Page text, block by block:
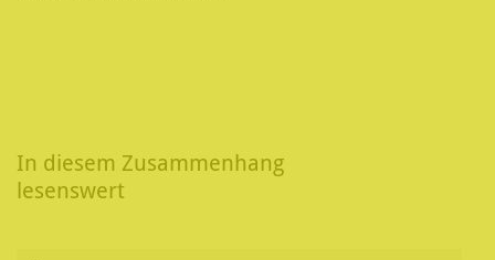
In diesem Zusammenhang
lesenswert